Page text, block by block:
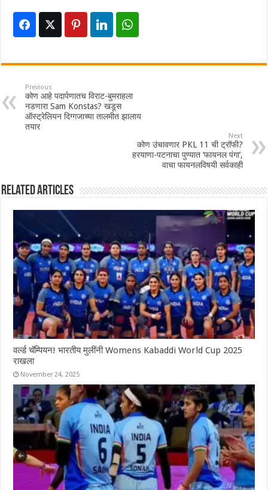
Previous
कोण आहे पदार्पणातच विराट-बुमराहला
नडणारा Sam Konstas? खडूस
ऑस्ट्रेलियन दिग्गजाच्या तालमीत झालाय
तयार
Next
कोण उंचावणार PKL 11 ची ट्रॉफी?
हरयाणा-पटनाचा पुण्यात ‘फायनल पंगा’,
वाचा फायनलविषयी सर्वकाही
Related Articles
वर्ल्ड चॅम्पियन! भारतीय मुलींनी Womens Kabaddi World Cup 2025
राखला
November 24, 2025